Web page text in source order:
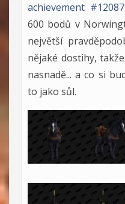
achievement #12087
600 bodů v
největší
nějaké dostihy,
nasnadě... a co si
to jako sůl.